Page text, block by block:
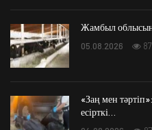
Жамбыл
05.08.2026 87
«Заң мен
есірткі…